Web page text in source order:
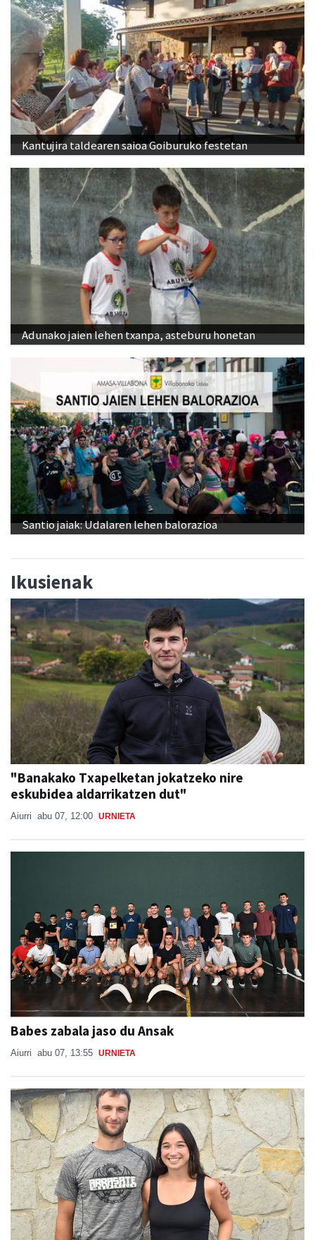
Kantujira taldearen saioa Goiburuko festetan
Adunako jaien lehen txanpa, asteburu honetan
Santio jaiak: Udalaren lehen balorazioa
Ikusienak
"Banakako Txapelketan jokatzeko nire
eskubidea aldarrikatzen dut"
Aiurri abu 07, 12:00 URNIETA
Babes zabala jaso du Ansak
Aiurri abu 07, 13:55 URNIETA